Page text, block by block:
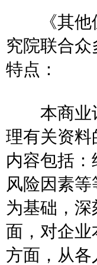
《其他位
究院联合
特点：
本商业计
理有关资
内容包括
风险因素
为基础，
面，对企
方面，从